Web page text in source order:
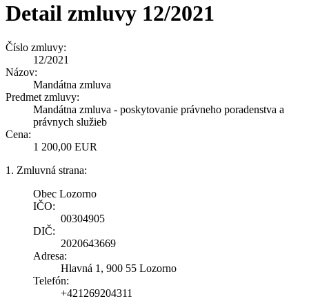
Detail zmluvy 12/2021
Číslo zmluvy:
12/2021
Názov:
Mandátna zmluva
Predmet zmluvy:
Mandátna zmluva - poskytovanie právneho poradenstva a
právnych služieb
Cena:
1 200,00 EUR
1. Zmluvná strana:
Obec Lozorno
IČO:
00304905
DIČ:
2020643669
Adresa:
Hlavná 1, 900 55 Lozorno
Telefón:
+421269204311